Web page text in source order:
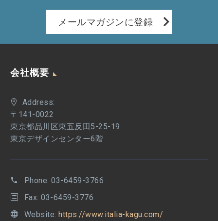
メールマガジンに登録
会社概要
Address:
〒141-0022
東京都品川区東五反田5-25-19
東京デザインセンター6階
Phone: 03-6459-3766
Fax: 03-6459-3776
Website: https://www.italia-kagu.com/